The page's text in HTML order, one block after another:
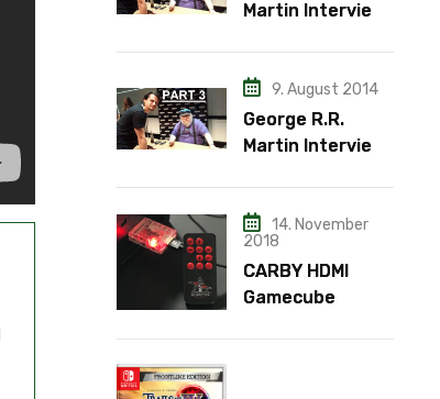
Martin Interview
9. August 2014
George R.R.
Martin Interview
14. November
2018
CARBY HDMI
Gamecube